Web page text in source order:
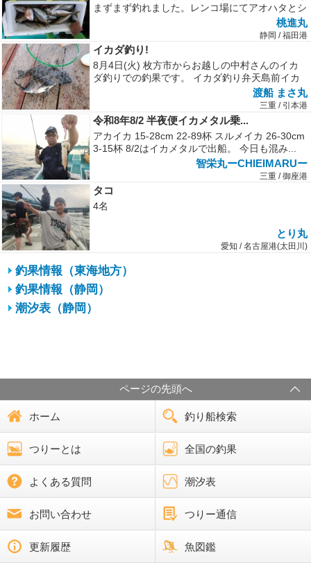
まずまず釣れました。レンコ場にてアオハタとシ
桃進丸
静岡 / 福田港
イカダ釣り!
8月4日(火) 枚方市からお越しの中村さんのイカ
ダ釣りでの釣果です。 イカダ釣り弁天島前イカ
渡船 まさ丸
三重 / 引本港
令和8年8/2 半夜便イカメタル乗...
アカイカ 15-28cm 22-89杯 スルメイカ 26-30cm
3-15杯 8/2はイカメタルで出船。 今日も混み...
智栄丸ーCHIEIMARUー
三重 / 御座港
タコ
4名
とり丸
愛知 / 名古屋港(太田川)
釣果情報（東海地方）
釣果情報（静岡）
潮汐表（静岡）
ページの先頭へ
ホーム 釣り船検索
つりーとは 全国の釣果
よくある質問 潮汐表
お問い合わせ つりー通信
更新履歴 魚図鑑